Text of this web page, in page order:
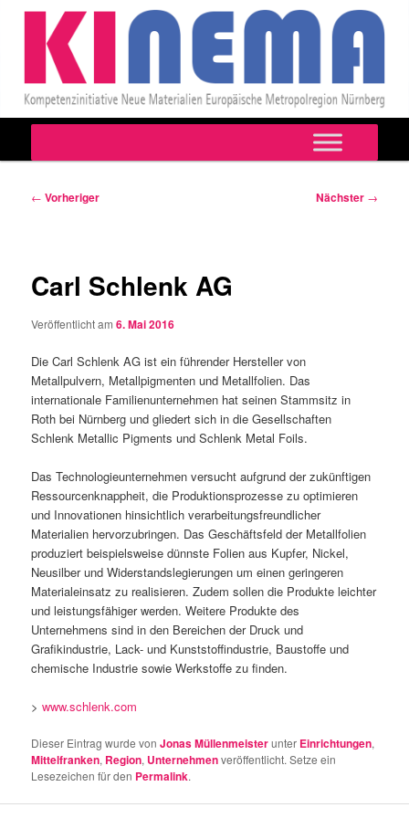
Beitragsnavigation
← Vorheriger Nächster →
Carl Schlenk AG
Veröffentlicht am6. Mai 2016
Die Carl Schlenk AG ist ein führender Hersteller von
Metallpulvern, Metallpigmenten und Metallfolien. Das
internationale Familienunternehmen hat seinen Stammsitz in
Roth bei Nürnberg und gliedert sich in die Gesellschaften
Schlenk Metallic Pigments und Schlenk Metal Foils.
Das Technologieunternehmen versucht aufgrund der zukünftigen
Ressourcenknappheit, die Produktionsprozesse zu optimieren
und Innovationen hinsichtlich verarbeitungsfreundlicher
Materialien hervorzubringen. Das Geschäftsfeld der Metallfolien
produziert beispielsweise dünnste Folien aus Kupfer, Nickel,
Neusilber und Widerstandslegierungen um einen geringeren
Materialeinsatz zu realisieren. Zudem sollen die Produkte leichter
und leistungsfähiger werden. Weitere Produkte des
Unternehmens sind in den Bereichen der Druck und
Grafikindustrie, Lack- und Kunststoffindustrie, Baustoffe und
chemische Industrie sowie Werkstoffe zu finden.
>www.schlenk.com
Dieser Eintrag wurde vonJonas Müllenmeisterunter Einrichtungen,
Mittelfranken, Region, Unternehmenveröffentlicht. Setze ein
Lesezeichen für den Permalink.